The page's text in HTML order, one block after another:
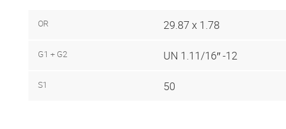
OR 29.87 x 1.78
G1 + G2 UN 1.11/16″ -12
S1 50